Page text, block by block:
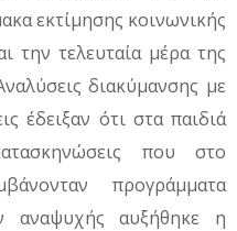
εκτίμησης κοινωνικής
την τελευταία μέρα της
διακύμανσης με
έδειξαν ότι στα παιδιά
που στο
προγράμματα
αναψυχής αυξήθηκε η